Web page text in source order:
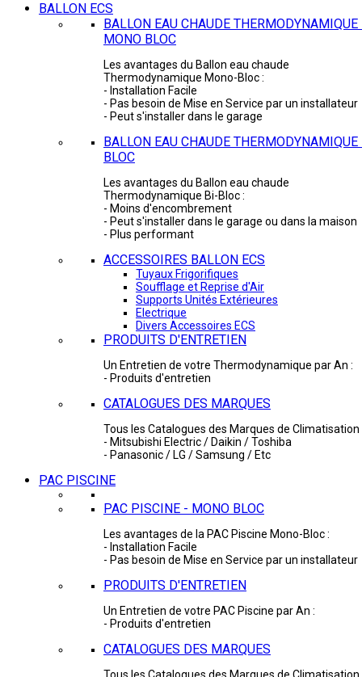
BALLON ECS
BALLON EAU CHAUDE THERMODYNAMIQUE
MONO BLOC
Les avantages du Ballon eau chaude
Thermodynamique Mono-Bloc :
- Installation Facile
- Pas besoin de Mise en Service par un installateur
- Peut s'installer dans le garage
BALLON EAU CHAUDE
BLOC
Les avantages du Ballon eau chaude
Thermodynamique Bi-Bloc :
- Moins d'encombrement
- Peut s'installer dans le garage ou dans la maison
- Plus performant
ACCESSOIRES BALLON ECS
Tuyaux Frigorifiques
Soufflage et Reprise d'Air
Supports Unités Extérieures
Electrique
Divers Accessoires ECS
PRODUITS D'ENTRETIEN
Un Entretien de votre Thermodynamique par An :
- Produits d'entretien
CATALOGUES DES MARQUES
Tous les Catalogues des Marques de Climatisation
- Mitsubishi Electric / Daikin / Toshiba
- Panasonic / LG / Samsung / Etc
PAC PISCINE
PAC PISCINE - MONO BLOC
Les avantages de la PAC Piscine Mono-Bloc :
- Installation Facile
- Pas besoin de Mise en Service par un installateur
PRODUITS D'ENTRETIEN
Un Entretien de votre PAC Piscine par An :
- Produits d'entretien
CATALOGUES DES MARQUES